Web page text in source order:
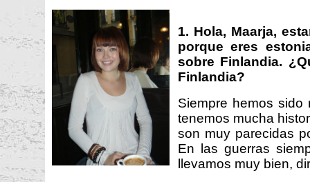
1. Hola, Maarja,
porque eres
sobre Finlandia.
Finlandia?
Siempre hemos sido
tenemos mucha
son muy parecidas
En las guerras
llevamos muy bien,